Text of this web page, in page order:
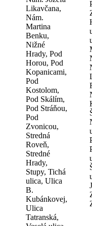
Likavčana,
Nám.
Martina
Benku,
Nižné
Hrady, Pod
Horou, Pod
Kopanicami,
Pod
Kostolom,
Pod Skálím,
Pod Stráňou,
Pod
Zvonicou,
Stredná
Roveň,
Stredné
Hrady,
Stupy, Tichá
ulica, Ulica
B.
Kubánkovej,
Ulica
Tatranská,